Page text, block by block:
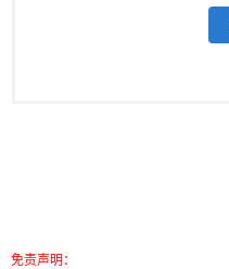
免责声明：